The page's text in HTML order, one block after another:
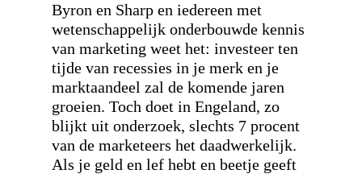
Byron en Sharp en iedereen met
wetenschappelijk onderbouwde kennis
van marketing weet het: investeer ten
tijde van recessies in je merk en je
marktaandeel zal de komende jaren
groeien. Toch doet in Engeland, zo
blijkt uit onderzoek, slechts 7 procent
van de marketeers het daadwerkelijk.
Als je geld en lef hebt en beetje geeft